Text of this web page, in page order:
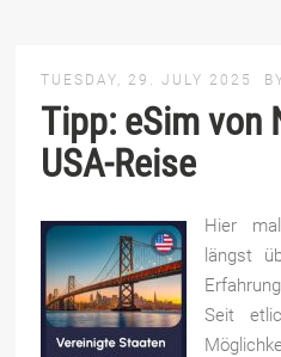
TUESDAY, 29. JULY 2025
Tipp: eSim von
USA-Reise
Hier
längst
Seit